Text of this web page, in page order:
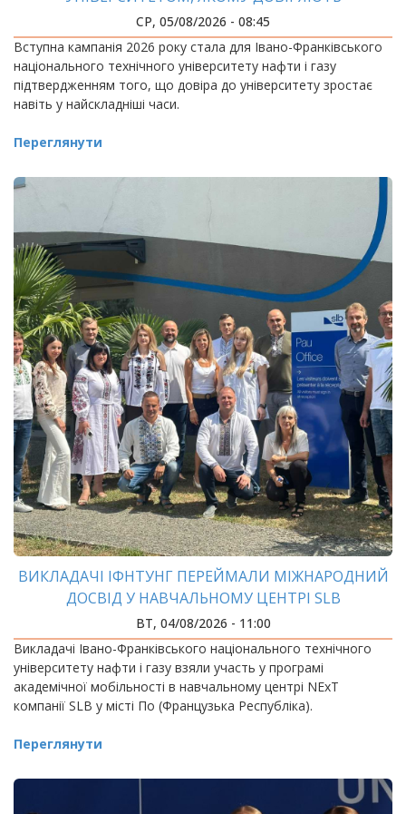
СР, 05/08/2026 - 08:45
Вступна кампанія 2026 року стала для Івано-Франківського
національного технічного університету нафти і газу
підтвердженням того, що довіра до університету зростає
навіть у найскладніші часи.
Переглянути
ВИКЛАДАЧІ ІФНТУНГ ПЕРЕЙМАЛИ МІЖНАРОДНИЙ
ДОСВІД У НАВЧАЛЬНОМУ ЦЕНТРІ SLB
ВТ, 04/08/2026 - 11:00
Викладачі Івано-Франківського національного технічного
університету нафти і газу взяли участь у програмі
академічної мобільності в навчальному центрі NExT
компанії SLB у місті По (Французька Республіка).
Переглянути